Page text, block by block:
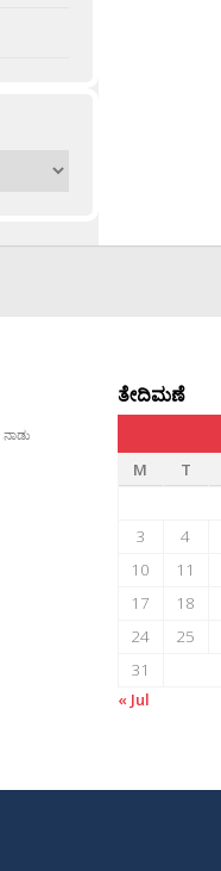
ನಾಡು
ತೇದಿಮಣೆ
M
T
3
4
10
11
17
18
24
25
31
« Jul